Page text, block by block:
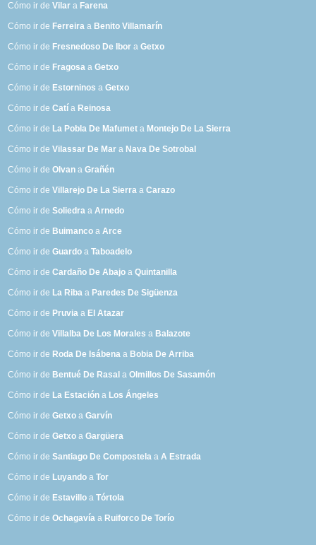
Cómo ir deVilar a Farena
Cómo ir de Ferreira a Benito Villamarín
Cómo ir de Fresnedoso De Ibor aGetxo
Cómo ir de Fragosa aGetxo
Cómo ir de Estorninos aGetxo
Cómo ir deCatí a Reinosa
Cómo ir de La Pobla De Mafumet a Montejo De La Sierra
Cómo ir deVilassar De Mar a Nava De Sotrobal
Cómo ir deOlvan aGrañén
Cómo ir deVillarejo De La Sierra aCarazo
Cómo ir deSoliedra aArnedo
Cómo ir de Buimanco aArce
Cómo ir deGuardo aTaboadelo
Cómo ir deCardaño De Abajo aQuintanilla
Cómo ir de La Riba a Paredes De Sigüenza
Cómo ir de Pruvia a El Atazar
Cómo ir deVillalba De Los Morales a Balazote
Cómo ir de Roda De Isábena a Bobia De Arriba
Cómo ir de Bentué De Rasal aOlmillos De Sasamón
Cómo ir de La Estación a Los Ángeles
Cómo ir deGetxo aGarvín
Cómo ir deGetxo aGargüera
Cómo ir deSantiago De Compostela aA Estrada
Cómo ir de Luyando aTor
Cómo ir de Estavillo aTórtola
Cómo ir deOchagavía a Ruiforco De Torío